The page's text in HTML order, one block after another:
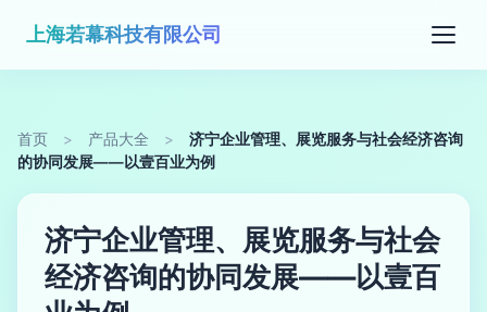
上海若幕科技有限公司
首页 > 产品大全 >
济宁企业管理、展览服务与社会经济咨询
的协同发展——以壹百业为例
济宁企业管理、展览服务与社会
经济咨询的协同发展——以壹百